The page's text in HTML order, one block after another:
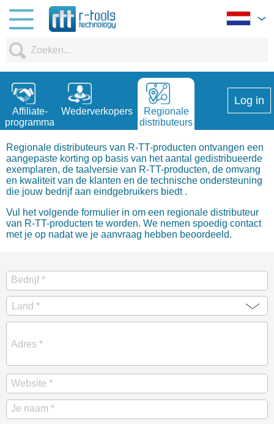
Affiliate-
programma
Wederverkopers
Regionale
distributeurs
Log in
Regionale distributeurs van R-TT-producten ontvangen een
aangepaste korting op basis van het aantal gedistribueerde
exemplaren, de taalversie van R-TT-producten, de omvang
en kwaliteit van de klanten en de technische ondersteuning
die jouw bedrijf aan eindgebruikers biedt .
Vul het volgende formulier in om een ​​regionale distributeur
van R-TT-producten te worden. We nemen spoedig contact
met je op nadat we je aanvraag hebben beoordeeld.